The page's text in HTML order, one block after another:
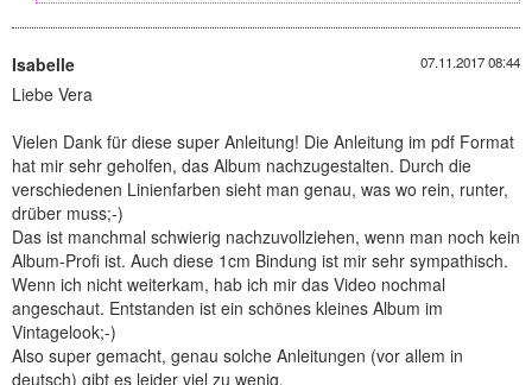
Isabelle 07.11.2017 08:44
Liebe Vera
Vielen Dank für diese super Anleitung! Die Anleitung im pdf Format
hat mir sehr geholfen, das Album nachzugestalten. Durch die
verschiedenen Linienfarben sieht man genau, was wo rein, runter,
drüber muss;-)
Das ist manchmal schwierig nachzuvollziehen, wenn man noch kein
Album-Profi ist. Auch diese 1cm Bindung ist mir sehr sympathisch.
Wenn ich nicht weiterkam, hab ich mir das Video nochmal
angeschaut. Entstanden ist ein schönes kleines Album im
Vintagelook;-)
Also super gemacht, genau solche Anleitungen (vor allem in
deutsch) gibt es leider viel zu wenig.